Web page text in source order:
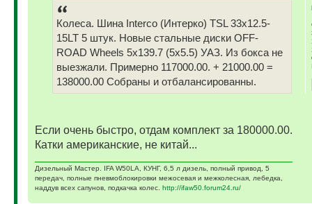
Колеса. Шина Interco (Интерко) TSL 33x12.5-
15LT 5 штук. Новые стальные диски OFF-
ROAD Wheels 5x139.7 (5x5.5) УАЗ. Из бокса не
выезжали. Примерно 117000.00. + 21000.00 =
138000.00 Собраны и отбалансированны.
Если очень быстро, отдам комплект за 180000.00.
Катки американские, не китай...
Дизельный Мастер. IFA W50LA, КУНГ, 6,5 л дизель, полный привод, 5
передач, полные пневмоблокировки межосевая и межколесная, лебедка,
наддув всех сапунов, подкачка колес. http://ifaw50.forum24.ru/